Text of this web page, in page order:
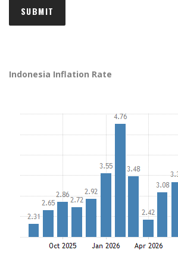
Indonesia Inflation Rate